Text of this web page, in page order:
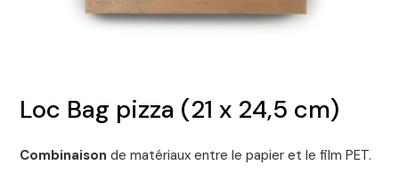
Loc Bag pizza (21 x 24,5 cm)
Combinaisonde matériaux entre le papier et le film PET.